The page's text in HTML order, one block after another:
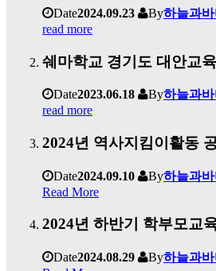
Date2024.09.23 By하늘과
read more
쉐마학교 경기도 대안교
Date2023.06.18 By하늘과
read more
2024년 역사지킴이활동
Date2024.09.10 By하늘과
Read More
2024년 하반기 학부모교
Date2024.08.29 By하늘과